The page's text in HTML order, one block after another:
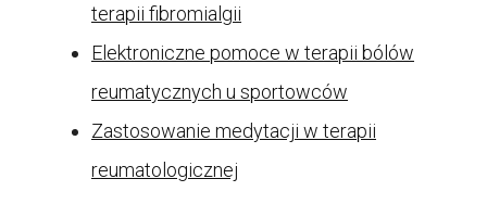
terapii fibromialgii
Elektroniczne pomoce w terapii bólów
reumatycznych u sportowców
Zastosowanie medytacji w terapii
reumatologicznej